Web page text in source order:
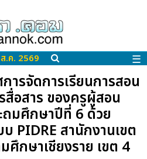
.ค. 2569 ☰
ารจัดการเรียนการสอน
อสาร ของครูผู้สอน
มศึกษาปีที่ 6 ด้วย
PIDRE สานักงานเขต
กษาเชียงราย เขต 4